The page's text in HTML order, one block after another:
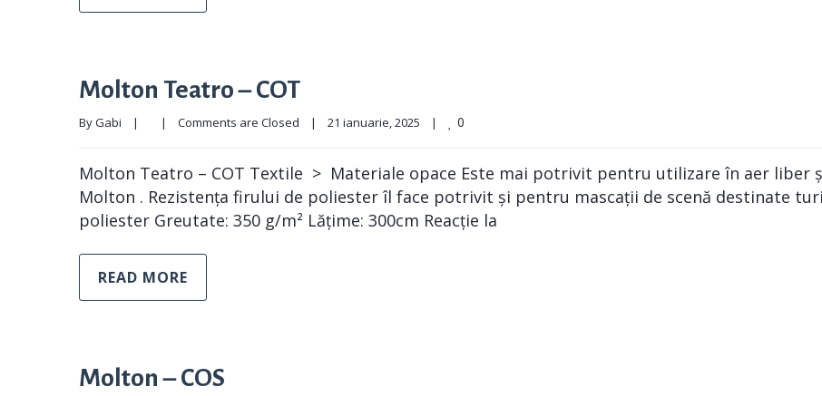
Molton Teatro – COT
By Gabi | | Comments are Closed | 21 ianuarie, 2025 | 0
Molton Teatro – COT Textile > Materiale opace Este mai potrivit pentru utilizare în aer liber
Molton . Rezistența firului de poliester îl face potrivit și pentru mascații de scenă destinate
poliester Greutate: 350 g/m² Lățime: 300cm Reacție la
READ MORE
Molton – COS